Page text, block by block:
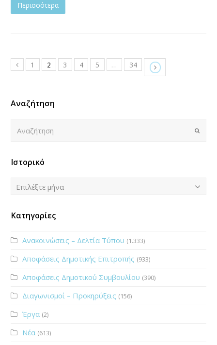
Περισσότερα
1 2 3 4 5 … 34
Αναζήτηση
Submit
Ιστορικό
Ιστορικό
Επιλέξτε μήνα
Κατηγορίες
Ανακοινώσεις – Δελτία Τύπου (1.333)
Αποφάσεις Δημοτικής Επιτροπής (933)
Αποφάσεις Δημοτικού Συμβουλίου (390)
Διαγωνισμοί – Προκηρύξεις (156)
Έργα (2)
Νέα (613)